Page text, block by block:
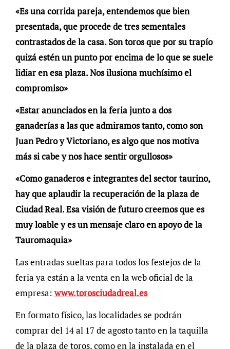
«Es una corrida pareja, entendemos que bien
presentada, que procede de tres sementales
contrastados de la casa. Son toros que por su trapío
quizá estén un punto por encima de lo que se suele
lidiar en esa plaza. Nos ilusiona muchísimo el
compromiso»
«Estar anunciados en la feria junto a dos
ganaderías a las que admiramos tanto, como son
Juan Pedro y Victoriano, es algo que nos motiva
más si cabe y nos hace sentir orgullosos»
«Como ganaderos e integrantes del sector taurino,
hay que aplaudir la recuperación de la plaza de
Ciudad Real. Esa visión de futuro creemos que es
muy loable y es un mensaje claro en apoyo de la
Tauromaquia»
Las entradas sueltas para todos los festejos de la
feria ya están a la venta en la web oficial de la
empresa:www.torosciudadreal.es
En formato físico, las localidades se podrán
comprar del 14 al 17 de agosto tanto en la taquilla
de la plaza de toros, como en la instalada en el